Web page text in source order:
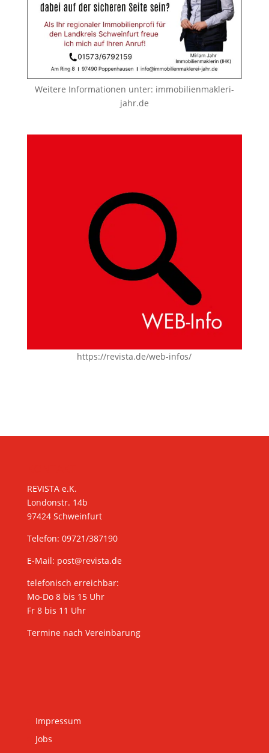
Weitere Informationen unter: immobilienmakleri-
jahr.de
https://revista.de/web-infos/
REVISTA e.K.
Londonstr. 14b
97424 Schweinfurt
Telefon: 09721/387190
E-Mail: post@revista.de
telefonisch erreichbar:
Mo-Do 8 bis 15 Uhr
Fr 8 bis 11 Uhr
Termine nach Vereinbarung
Impressum
Jobs